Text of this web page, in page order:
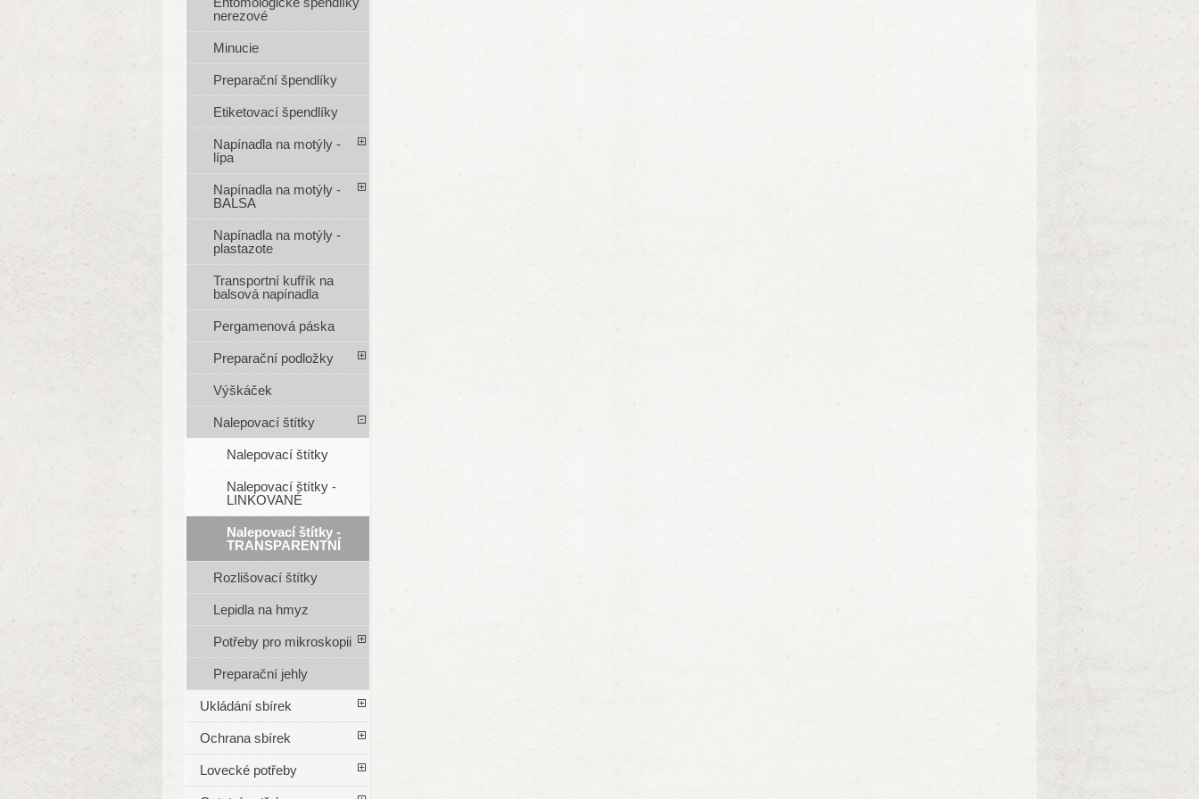
nerezové
Minucie
Preparační špendlíky
Etiketovací špendlíky
Napínadla na motýly -
lípa
Napínadla na motýly -
BALSA
Napínadla na motýly -
plastazote
Transportní kufřík na
balsová napínadla
Pergamenová páska
Preparační podložky
Výškáček
Nalepovací štítky
Nalepovací štítky
Nalepovací štítky -
LINKOVANÉ
Nalepovací štítky -
TRANSPARENTNÍ
Rozlišovací štítky
Lepidla na hmyz
Potřeby pro mikroskopii
Preparační jehly
Ukládání sbírek
Ochrana sbírek
Lovecké potřeby